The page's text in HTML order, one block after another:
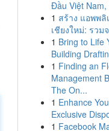
Đầu Việt
1 สร้าง แอพพ
เชียงใหม่: รวม
1 Bring to Life
Building
1 Finding an
Management
The On...
1 Enhance
Exclusive
1 Facebook